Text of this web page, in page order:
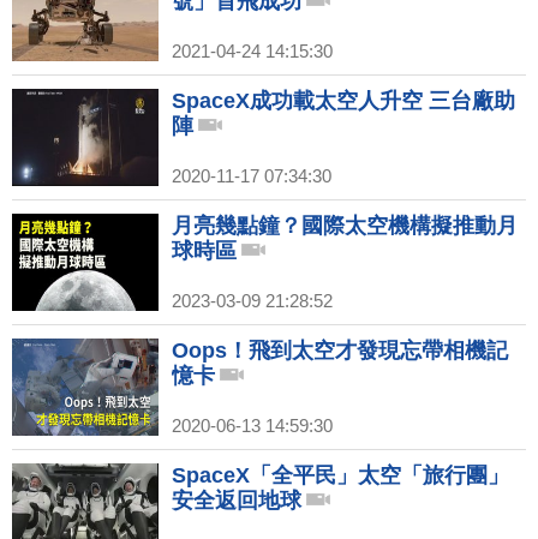
2021-04-24 14:15:30
SpaceX成功載太空人升空 三台廠助
陣
2020-11-17 07:34:30
月亮幾點鐘？國際太空機構擬推動月
球時區
2023-03-09 21:28:52
Oops！飛到太空才發現忘帶相機記
憶卡
2020-06-13 14:59:30
SpaceX「全平民」太空「旅行團」
安全返回地球